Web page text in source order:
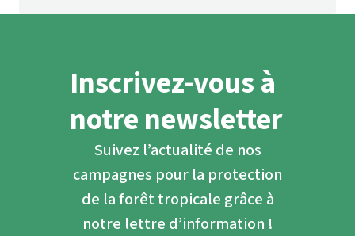
Inscrivez-vous à
notre newsletter
Suivez l’actualité de nos
campagnes pour la protection
de la forêt tropicale grâce à
notre lettre d’information !